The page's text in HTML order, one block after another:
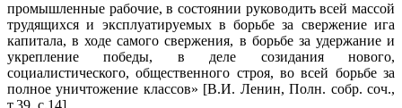
промышленные рабочие, в состоянии руководить всей массой
трудящихся и эксплуатируемых в борьбе за свержение ига
капитала, в ходе самого свержения, в борьбе за удержание и
укрепление победы, в деле созидания нового,
социалистического, общественного строя, во всей борьбе за
полное уничтожение классов» [В.И. Ленин, Полн. собр. соч.,
т.39, с.14]